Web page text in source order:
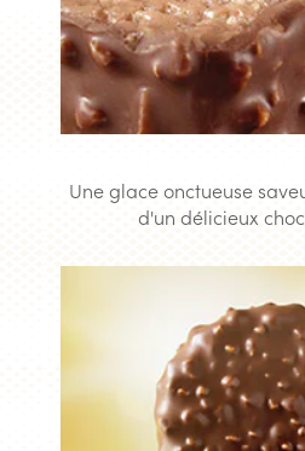
Une glace onctueuse
d'un délicieux